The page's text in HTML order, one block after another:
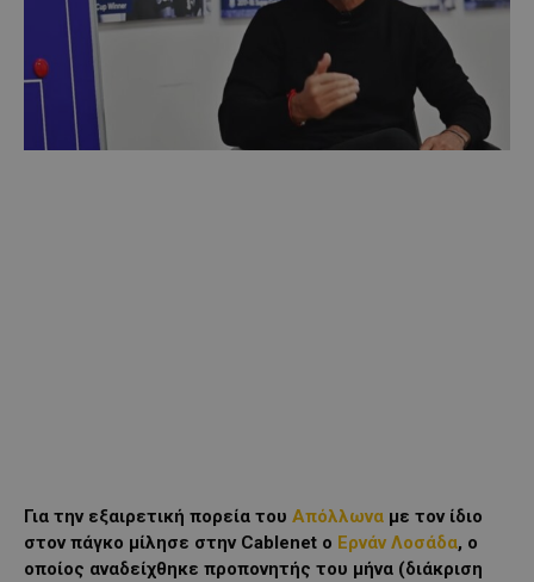
Για την εξαιρετική πορεία του Απόλλωνα με τον ίδιο
στον πάγκο μίλησε στην Cablenet ο Ερνάν Λοσάδα, ο
οποίος αναδείχθηκε προπονητής του μήνα (διάκριση